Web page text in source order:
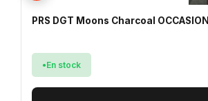
PRS DGT Moons Charcoal OCCASION
En stock